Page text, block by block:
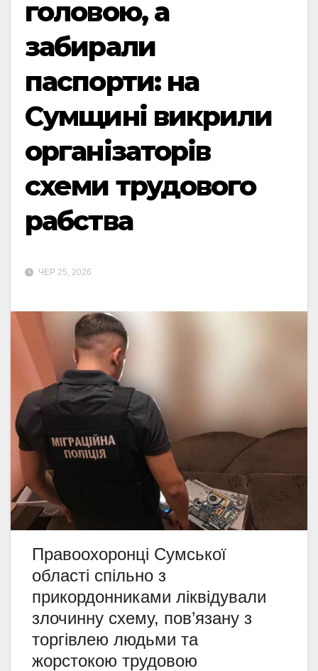
головою, а
забирали
паспорти: на
Сумщині викрили
організаторів
схеми трудового
рабства
ЧЕР 25, 2026
Правоохоронці Сумської
області спільно з
прикордонниками ліквідували
злочинну схему, пов’язану з
торгівлею людьми та
жорстокою трудовою